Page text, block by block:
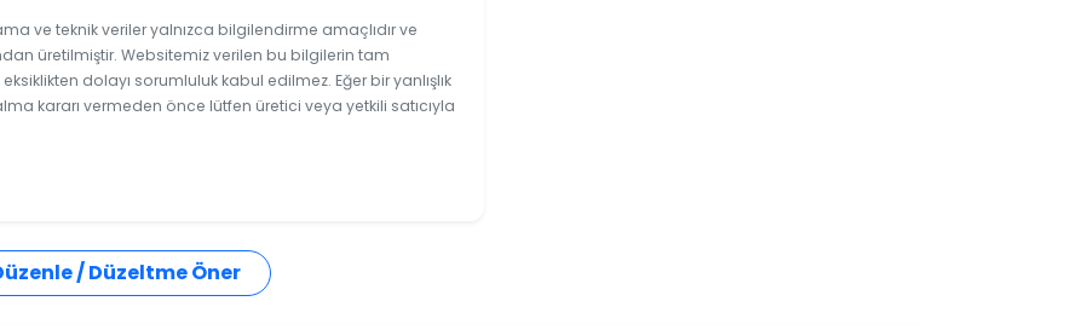
ve teknik veriler yalnızca bilgilendirme amaçlıdır ve
üretilmiştir. Websitemiz verilen bu bilgilerin tam
dolayı sorumluluk kabul edilmez. Eğer bir yanlışlık
kararı vermeden önce lütfen üretici veya yetkili satıcıyla
/ Düzeltme Öner